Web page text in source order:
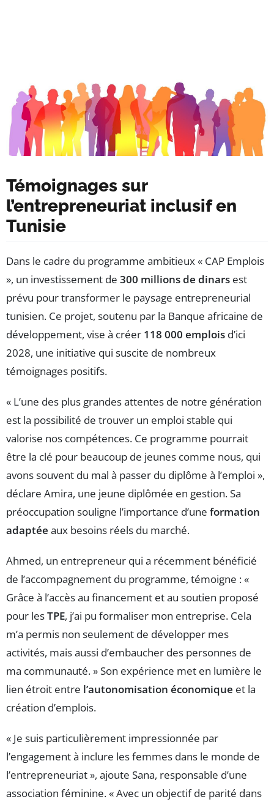
Témoignages sur
l’entrepreneuriat inclusif en
Tunisie
Dans le cadre du programme ambitieux « CAP Emplois
», un investissement de 300 millions de dinars est
prévu pour transformer le paysage entrepreneurial
tunisien. Ce projet, soutenu par la Banque africaine de
développement, vise à créer 118 000 emplois d’ici
2028, une initiative qui suscite de nombreux
témoignages positifs.
« L’une des plus grandes attentes de notre génération
est la possibilité de trouver un emploi stable qui
valorise nos compétences. Ce programme pourrait
être la clé pour beaucoup de jeunes comme nous, qui
avons souvent du mal à passer du diplôme à l’emploi »,
déclare Amira, une jeune diplômée en gestion. Sa
préoccupation souligne l’importance d’une formation
adaptée aux besoins réels du marché.
Ahmed, un entrepreneur qui a récemment bénéficié
de l’accompagnement du programme, témoigne : «
Grâce à l’accès au financement et au soutien proposé
pour lesTPE, j’ai pu formaliser mon entreprise. Cela
m’a permis non seulement de développer mes
activités, mais aussi d’embaucher des personnes de
ma communauté. » Son expérience met en lumière le
lien étroit entre l’autonomisation économique et la
création d’emplois.
« Je suis particulièrement impressionnée par
l’engagement à inclure les femmes dans le monde de
l’entrepreneuriat », ajoute Sana, responsable d’une
association féminine. « Avec un objectif de parité dans